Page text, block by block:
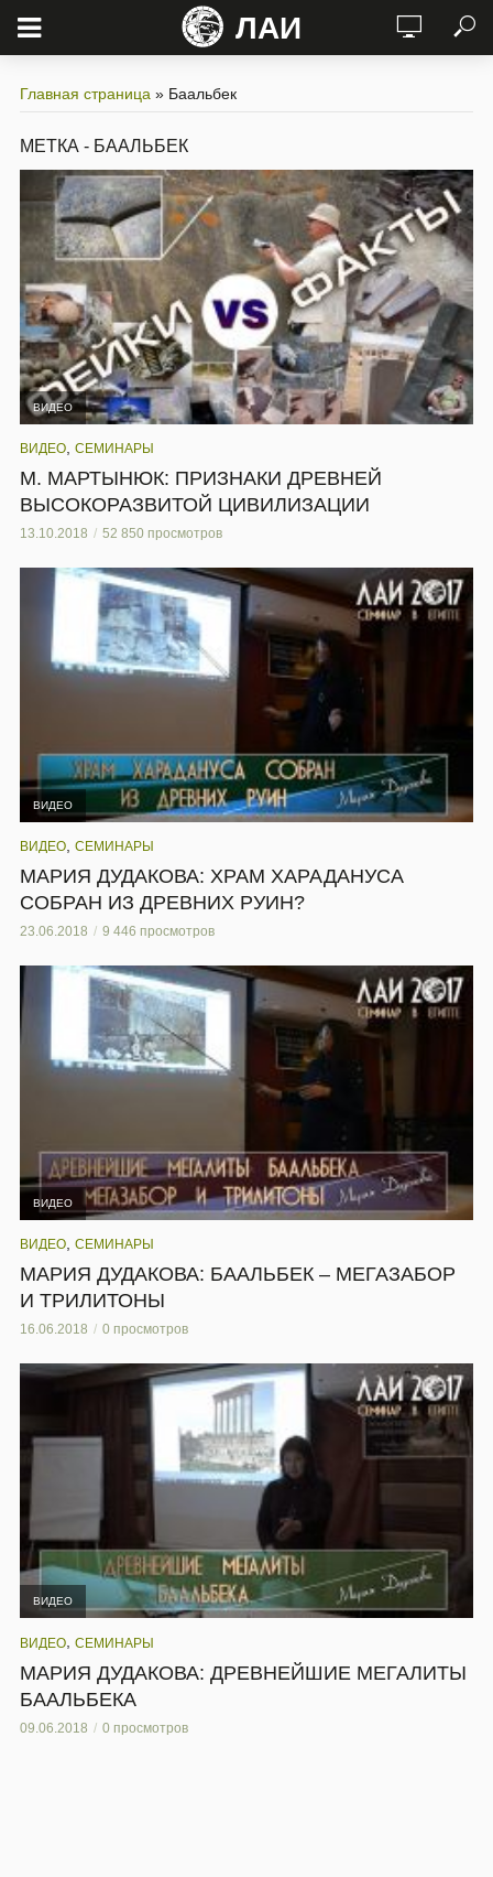
ЛАИ
Главная страница » Баальбек
МЕТКА - БААЛЬБЕК
ВИДЕО
ВИДЕО СЕМИНАРЫ
М. МАРТЫНЮК: ПРИЗНАКИ ДРЕВНЕЙ
ВЫСОКОРАЗВИТОЙ ЦИВИЛИЗАЦИИ
13.10.2018 52 850 просмотров
ВИДЕО
ВИДЕО СЕМИНАРЫ
МАРИЯ ДУДАКОВА: ХРАМ ХАРАДАНУСА
СОБРАН ИЗ ДРЕВНИХ РУИН?
23.06.2018 9 446 просмотров
ВИДЕО
ВИДЕО СЕМИНАРЫ
МАРИЯ ДУДАКОВА: БААЛЬБЕК – МЕГАЗАБОР
И ТРИЛИТОНЫ
16.06.2018 0 просмотров
ВИДЕО
ВИДЕО, СЕМИНАРЫ
МАРИЯ ДУДАКОВА: ДРЕВНЕЙШИЕ МЕГАЛИТЫ
БААЛЬБЕКА
09.06.2018 0 просмотров